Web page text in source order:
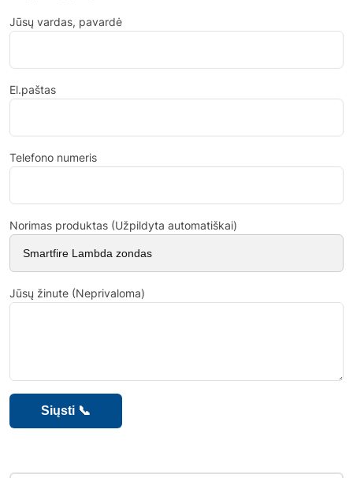
Jūsų vardas, pavardė
El.paštas
Telefono numeris
Norimas produktas (Užpildyta automatiškai)
Jūsų žinute (Neprivaloma)